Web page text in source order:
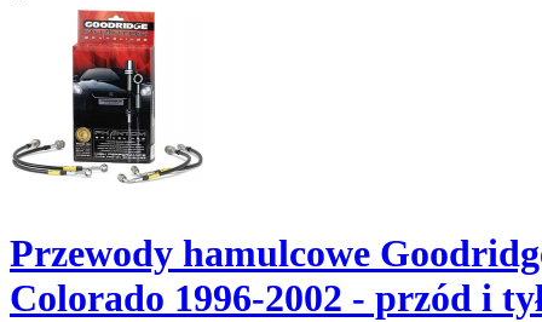
Przewody hamulcowe
Colorado 1996-2002 - przód i